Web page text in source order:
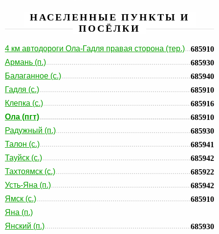
НАСЕЛЕННЫЕ ПУНКТЫ И
ПОСЁЛКИ
4 км автодороги Ола-Гадля правая сторона (тер.)
685910
Армань (п.)
685930
Балаганное (с.)
685940
Гадля (с.)
685910
Клепка (с.)
685916
Ола (пгт)
685910
Радужный (п.)
685930
Талон (с.)
685941
Тауйск (с.)
685942
Тахтоямск (с.)
685922
Усть-Яна (п.)
685942
Ямск (с.)
685910
Яна (п.)
Янский (п.)
685930